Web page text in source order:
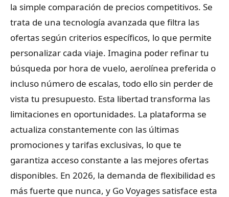
la simple comparación de precios competitivos. Se
trata de una tecnología avanzada que filtra las
ofertas según criterios específicos, lo que permite
personalizar cada viaje. Imagina poder refinar tu
búsqueda por hora de vuelo, aerolínea preferida o
incluso número de escalas, todo ello sin perder de
vista tu presupuesto. Esta libertad transforma las
limitaciones en oportunidades. La plataforma se
actualiza constantemente con las últimas
promociones y tarifas exclusivas, lo que te
garantiza acceso constante a las mejores ofertas
disponibles. En 2026, la demanda de flexibilidad es
más fuerte que nunca, y Go Voyages satisface esta